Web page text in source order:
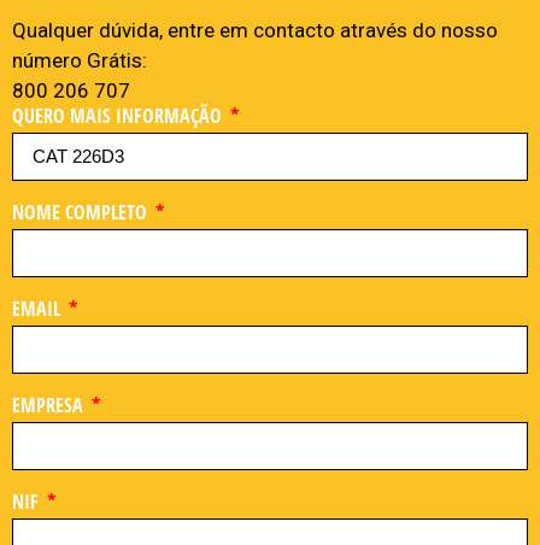
Qualquer dúvida, entre em contacto através do nosso
número Grátis:
800 206 707
QUERO MAIS INFORMAÇÃO
NOME COMPLETO
EMAIL
EMPRESA
NIF